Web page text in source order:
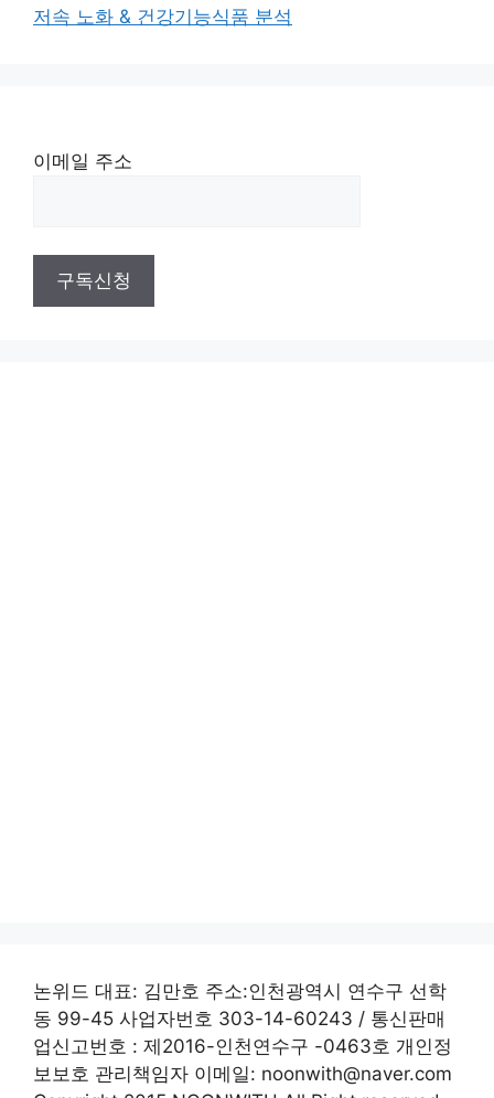
저속 노화 & 건강기능식품 분석
이메일 주소
논위드 대표: 김만호 주소:인천광역시 연수구 선학
동 99-45 사업자번호 303-14-60243 / 통신판매
업신고번호 : 제2016-인천연수구 -0463호 개인정
보보호 관리책임자 이메일: noonwith@naver.com